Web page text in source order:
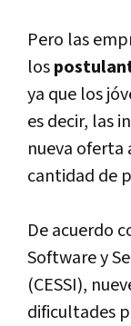
Pero las
los
ya que los
es decir, las
nueva oferta
cantidad de
De acuerdo
Software y
(CESSI),
dificultades